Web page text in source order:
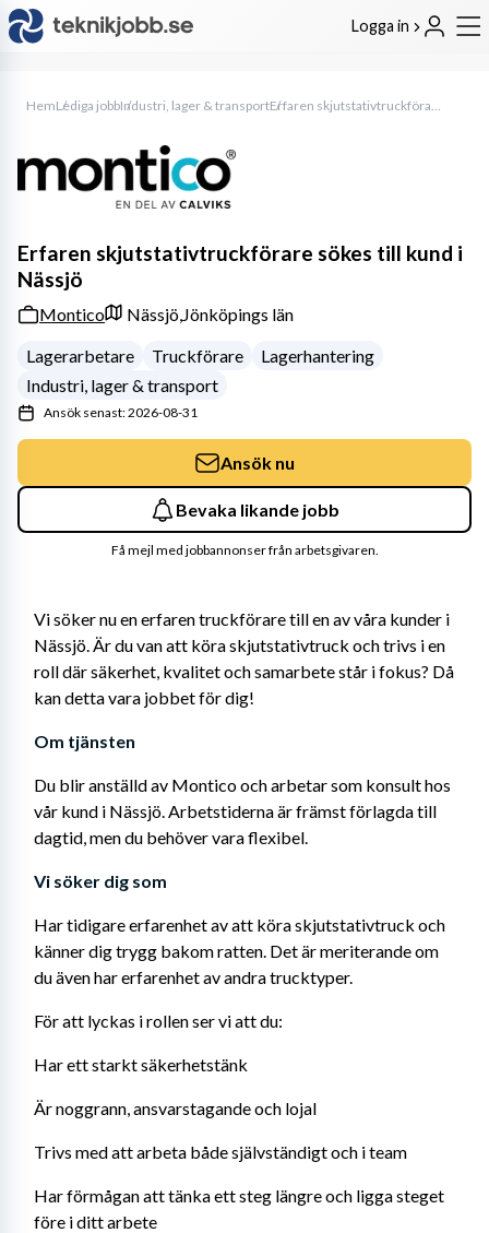
Logga in
HemLediga jobbIndustri, lager & transport Erfaren skjutstativtruckförare sökes till kund i Nässjö
Vi söker nu en erfaren truckförare till en av våra kunder i
Nässjö. Är du van att köra skjutstativtruck och trivs i en
roll där säkerhet, kvalitet och samarbete står i fokus? Då
kan detta vara jobbet för dig!
Om tjänsten
Du blir anställd av Montico och arbetar som konsult hos
vår kund i Nässjö. Arbetstiderna är främst förlagda till
dagtid, men du behöver vara flexibel.
Vi söker dig som
Har tidigare erfarenhet av att köra skjutstativtruck och
känner dig trygg bakom ratten. Det är meriterande om
du även har erfarenhet av andra trucktyper.
För att lyckas i rollen ser vi att du:
Har ett starkt säkerhetstänk
Är noggrann, ansvarstagande och lojal
Trivs med att arbeta både självständigt och i team
Har förmågan att tänka ett steg längre och ligga steget
före i ditt arbete
Erfaren skjutstativtruckförare sökes till kund i
Nässjö
Montico Nässjö,Jönköpings län
Lagerarbetare
Truckförare
Lagerhantering
Industri, lager & transport
Ansök senast: 2026-08-31
Ansök nu
Bevaka likande jobb
Få mejl med jobbannonser från arbetsgivaren.